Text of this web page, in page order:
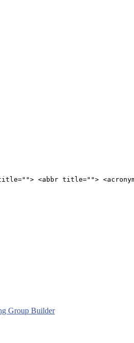
<abbr title="">
Group Builder